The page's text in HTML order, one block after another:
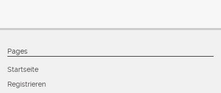
Pages
Startseite
Registrieren